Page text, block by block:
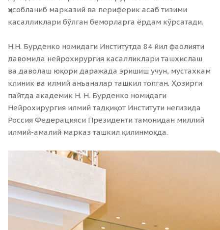
ҳисобланиб марказий ва периферик асаб тизими
касалликлари бўлган беморларга ёрдам кўрсатади.
Н.Н. Бурденко номидаги Институтда 84 йил фаолияти
давомида нейрохирургия касалликлари ташхислаш
ва даволаш юқори даражада эришиш учун, мустахкам
клиник ва илмий анъаналар ташкил топган. Ҳозирги
пайтда академик Н. Н. Бурденко номидаги
Нейрохирургия илмий тадқиқот Институти негизида
Россия Федерацияси Президенти тамонидан миллий
илмий-амалий марказ ташкил қилинмоқда.